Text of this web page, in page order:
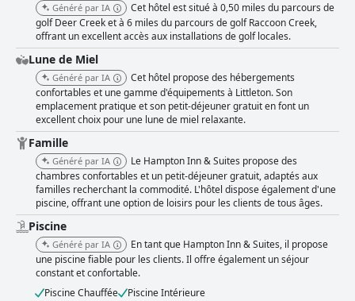
Généré par IA
Cet hôtel est situé à 0,50 miles du parcours de
golf Deer Creek et à 6 miles du parcours de golf Raccoon Creek,
offrant un excellent accès aux installations de golf locales.
Lune de Miel
Généré par IA
Cet hôtel propose des hébergements
confortables et une gamme d'équipements à Littleton. Son
emplacement pratique et son petit-déjeuner gratuit en font un
excellent choix pour une lune de miel relaxante.
Famille
Généré par IA
Le Hampton Inn & Suites propose des
chambres confortables et un petit-déjeuner gratuit, adaptés aux
familles recherchant la commodité. L'hôtel dispose également d'une
piscine, offrant une option de loisirs pour les clients de tous âges.
Piscine
Généré par IA
En tant que Hampton Inn & Suites, il propose
une piscine fiable pour les clients. Il offre également un séjour
constant et confortable.
Piscine Chauffée
Piscine Intérieure